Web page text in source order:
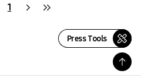
1
Press Tools